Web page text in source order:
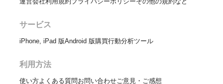
サービス
iPhone, iPad 版Android 版購買行動分析ツール
利用方法
使い方よくある質問お問い合わせご意見・ご感想